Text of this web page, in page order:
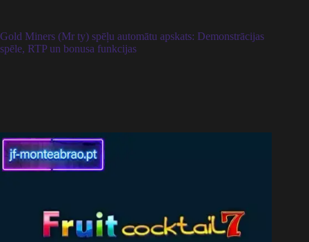
Gold Miners (Mr ty) spēļu automātu apskats: Demonstrācijas
spēle, RTP un bonusa funkcijas